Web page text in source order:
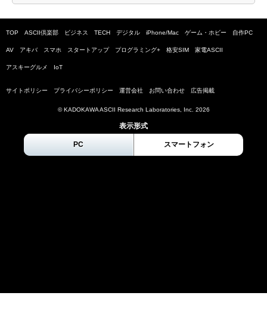
TOP ASCII倶楽部 ビジネス TECH デジタル iPhone/Mac ゲーム・ホビー 自作PC
AV アキバ スマホ スタートアップ プログラミング+ 格安SIM 家電ASCII
アスキーグルメ IoT
サイトポリシー プライバシーポリシー 運営会社 お問い合わせ 広告掲載
© KADOKAWA ASCII Research Laboratories, Inc. 2026
表示形式
PC スマートフォン